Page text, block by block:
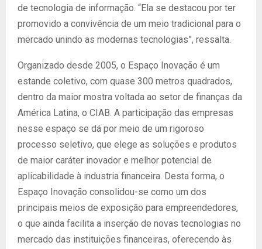
de tecnologia de informação. “Ela se destacou por ter
promovido a convivência de um meio tradicional para o
mercado unindo as modernas tecnologias”, ressalta.
Organizado desde 2005, o Espaço Inovação é um
estande coletivo, com quase 300 metros quadrados,
dentro da maior mostra voltada ao setor de finanças da
América Latina, o CIAB. A participação das empresas
nesse espaço se dá por meio de um rigoroso
processo seletivo, que elege as soluções e produtos
de maior caráter inovador e melhor potencial de
aplicabilidade à industria financeira. Desta forma, o
Espaço Inovação consolidou-se como um dos
principais meios de exposição para empreendedores,
o que ainda facilita a inserção de novas tecnologias no
mercado das instituições financeiras, oferecendo às